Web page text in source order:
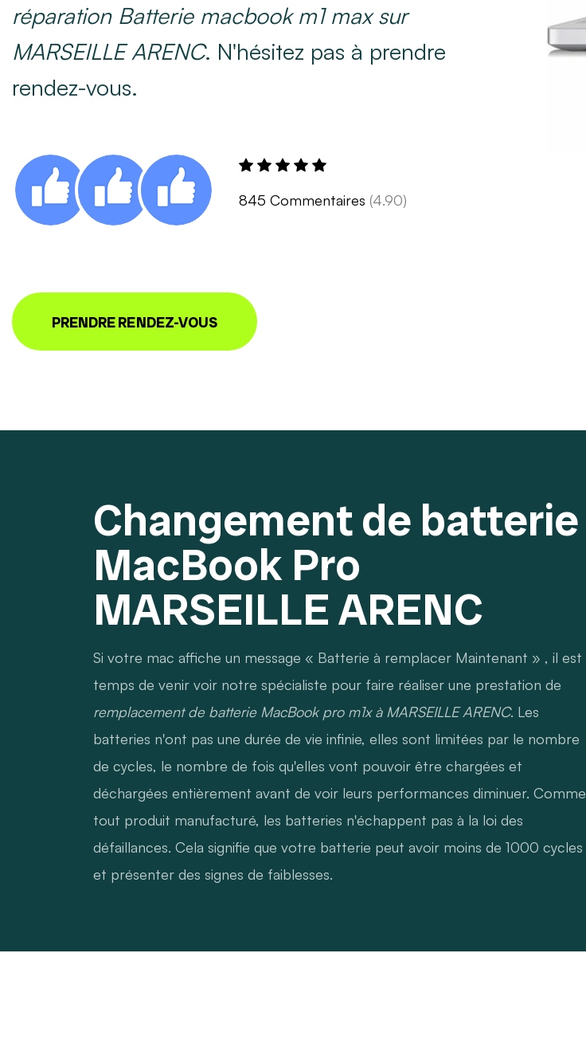
réparation Batterie macbook m1 max sur
MARSEILLE ARENC. N'hésitez pas à prendre
rendez-vous.
845 Commentaires (4.90)
PRENDRE RENDEZ-VOUS
Changement de batterie
MacBook Pro
MARSEILLE ARENC
Si votre mac affiche un message « Batterie à remplacer Maintenant » , il est
temps de venir voir notre spécialiste pour faire réaliser une prestation de
remplacement de batterie MacBook pro m1x à MARSEILLE ARENC. Les
batteries n'ont pas une durée de vie infinie, elles sont limitées par le nombre
de cycles, le nombre de fois qu'elles vont pouvoir être chargées et
déchargées entièrement avant de voir leurs performances diminuer. Comme
tout produit manufacturé, les batteries n'échappent pas à la loi des
défaillances. Cela signifie que votre batterie peut avoir moins de 1000 cycles
et présenter des signes de faiblesses.